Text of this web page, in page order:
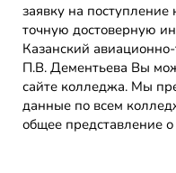
заявку на
точную достоверную
Казанский
П.В. Дементьева Вы
сайте колледжа. Мы
данные по всем
общее представление